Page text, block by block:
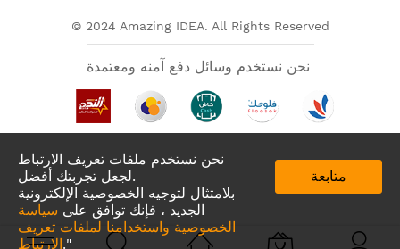
نحن نستخدم ملفات تعريف الارتباط
لجعل تجربتك أفضل.
بلامتثال لتوجيه الخصوصية الإلكترونية
الجديد ، فإنك توافق على سياسة
الخصوصية واستخدامنا لملفات تعريف
الارتباط."
متابعة
© 2024 Amazing IDEA. All Rights Reserved
تطبيقات لدينا في